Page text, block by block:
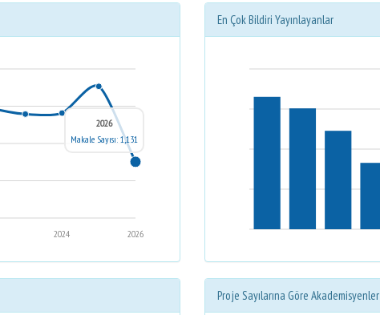
2026
2024
2026
Makale Sayısı: 1,131
En Çok Bildiri Yayınlayanlar
Proje Sayılarına Göre Akademisyenler